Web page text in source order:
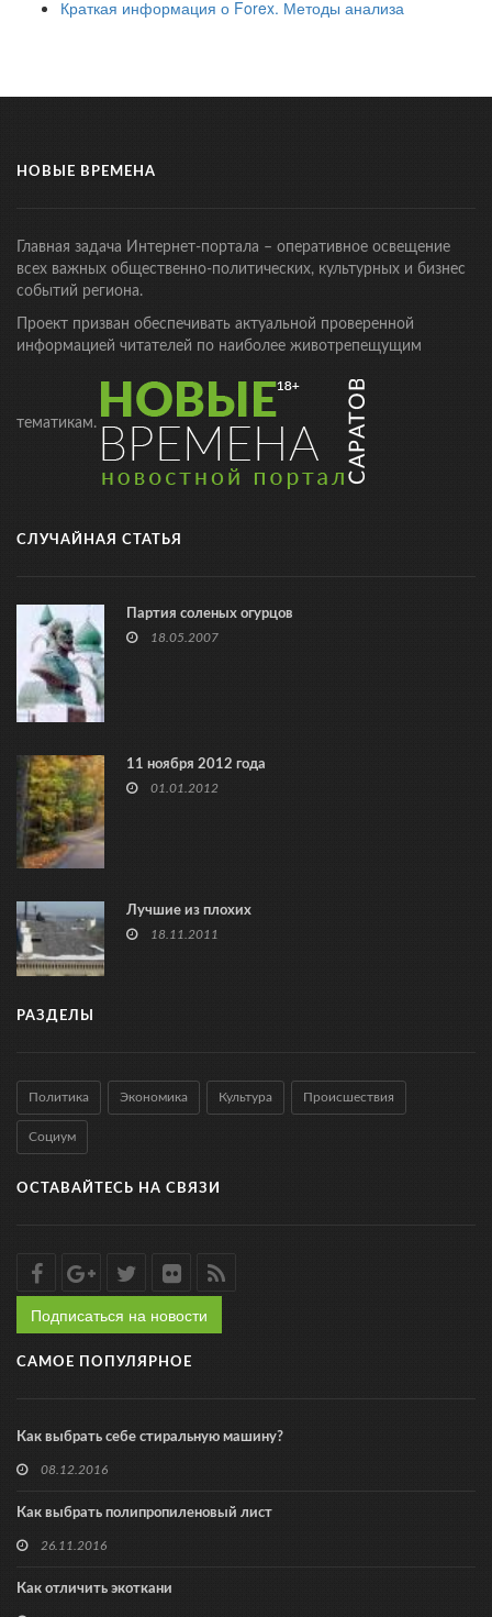
Краткая информация о Forex. Методы анализа
НОВЫЕ ВРЕМЕНА
Главная задача Интернет-портала – оперативное освещение
всех важных общественно-политических, культурных и бизнес
событий региона.
Проект призван обеспечивать актуальной проверенной
информацией читателей по наиболее животрепещущим
тематикам.
СЛУЧАЙНАЯ СТАТЬЯ
Партия соленых огурцов
18.05.2007
11 ноября 2012 года
01.01.2012
Лучшие из плохих
18.11.2011
РАЗДЕЛЫ
Политика Экономика Культура Происшествия
Социум
ОСТАВАЙТЕСЬ НА СВЯЗИ
Подписаться на новости
САМОЕ ПОПУЛЯРНОЕ
Как выбрать себе стиральную машину?
08.12.2016
Как выбрать полипропиленовый лист
26.11.2016
Как отличить экоткани